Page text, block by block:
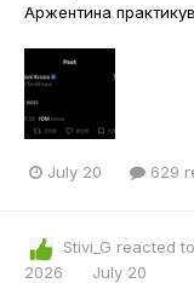
Аржентина
July 20 629
Stivi_G reacted
2026
July 20